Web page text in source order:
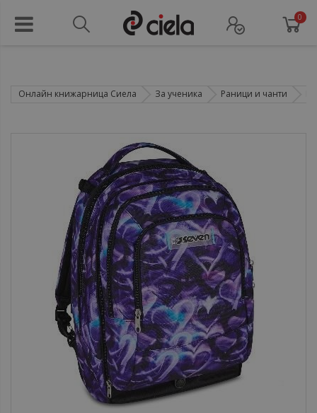
0
Онлайн книжарница Сиела За ученика Раници и чанти